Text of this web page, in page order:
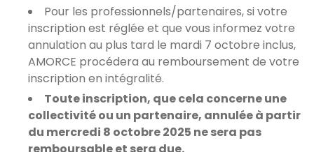
Pour les professionnels/partenaires, si votre
inscription est réglée et que vous informez votre
annulation au plus tard le mardi 7 octobre inclus,
AMORCE procédera au remboursement de votre
inscription en intégralité.
Toute inscription, que cela concerne une
collectivité ou un partenaire, annulée à partir
du mercredi 8 octobre 2025 ne sera pas